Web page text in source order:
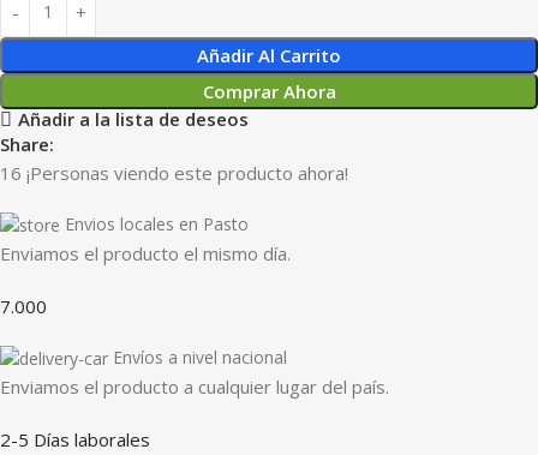
Añadir Al Carrito
Comprar Ahora
Añadir a la lista de deseos
Share:
16 ¡Personas viendo este producto ahora!
Envios locales en Pasto
Enviamos el producto el mismo día.
7.000
Envíos a nivel nacional
Enviamos el producto a cualquier lugar del país.
2-5 Días laborales